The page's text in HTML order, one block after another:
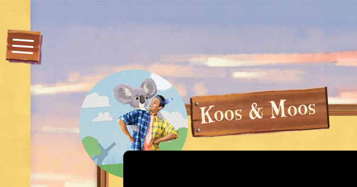
Koos&Moos